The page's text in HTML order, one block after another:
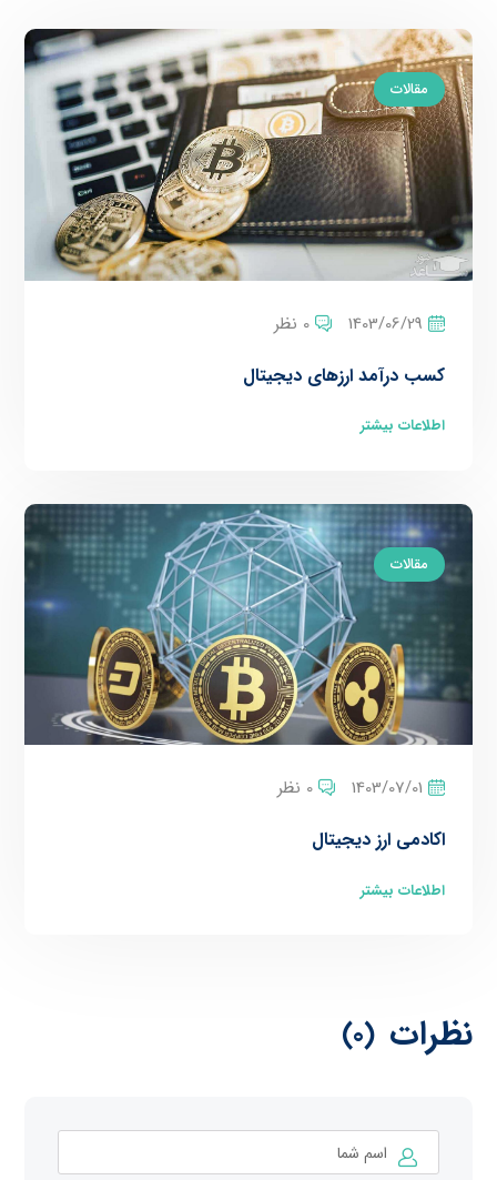
مقالات
1403/06/29 0 نظر
کسب درآمد ارزهای دیجیتال
اطلاعات بیشتر
مقالات
1403/07/01 0 نظر
اکادمی ارز دیجیتال
اطلاعات بیشتر
نظرات (0)